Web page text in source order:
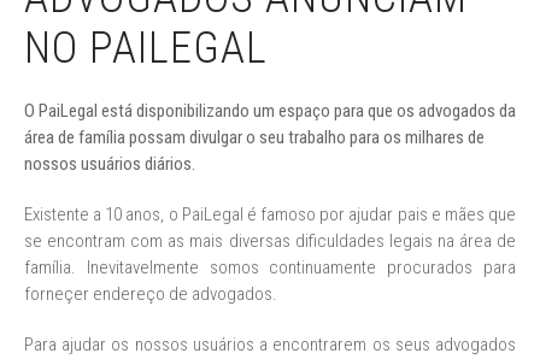
NO PAILEGAL
O PaiLegal está disponibilizando um espaço para que os advogados da
área de família possam divulgar o seu trabalho para os milhares de
nossos usuários diários.
Existente a 10 anos, o PaiLegal é famoso por ajudar pais e mães que
se encontram com as mais diversas dificuldades legais na área de
família. Inevitavelmente somos continuamente procurados para
forneçer endereço de advogados.
Para ajudar os nossos usuários a encontrarem os seus advogados